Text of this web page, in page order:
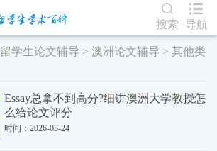
搜索 导航
留学生论文辅导 >澳洲论文辅导 >其他类
Essay总拿不到高分?细讲澳洲大学教授怎
么给论文评分
时间：2026-03-24